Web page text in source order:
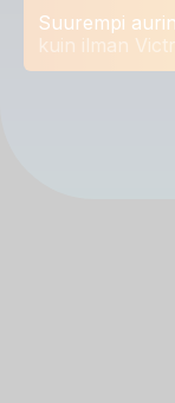
Suurempi
kuin ilman